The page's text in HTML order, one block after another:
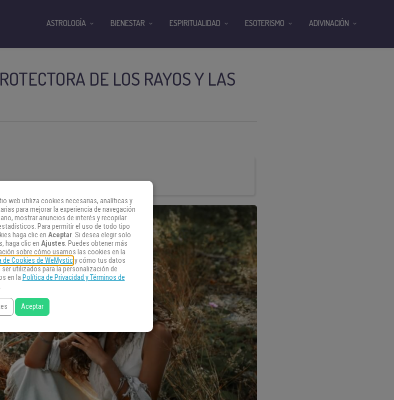
DE LOS RAYOS Y LAS
ASTROLOGÍA BIENESTAR ESPIRITUALIDAD ESOTERISMO ADIVINACIÓN
web utiliza cookies necesarias, analíticas y
para mejorar la experiencia de navegación
mostrar anuncios de interés y recopilar
Para permitir el uso de todo tipo
haga clic en Aceptar. Si desea elegir solo
haga clic en Ajustes. Puedes obtener más
sobre cómo usamos las cookies en la
de Cookies de WeMysticy cómo tus datos
ser utilizados para la personalización de
en la Política de Privacidad y Términos de
.
Aceptar